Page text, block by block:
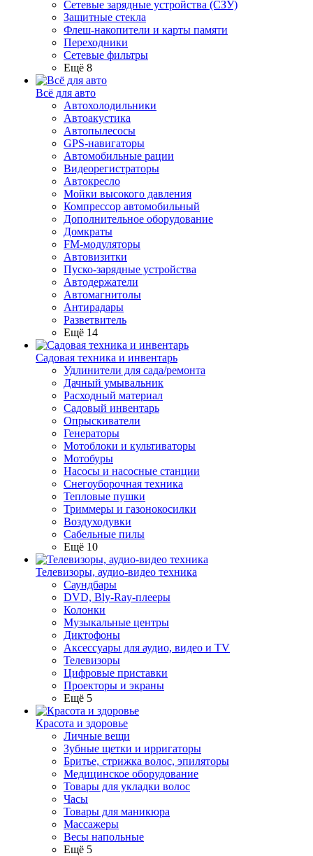
Сетевые зарядные устройства (СЗУ)
Защитные стекла
Флеш-накопители и карты памяти
Переходники
Сетевые фильтры
Ещё 8
Всё для авто
Автохолодильники
Автоакустика
Автопылесосы
GPS-навигаторы
Автомобильные рации
Видеорегистраторы
Автокресло
Мойки высокого давления
Компрессор автомобильный
Дополнительное оборудование
Домкраты
FM-модуляторы
Автовизитки
Пуско-зарядные устройства
Автодержатели
Автомагнитолы
Антирадары
Разветвитель
Ещё 14
Садовая техника и инвентарь
Удлинители для сада/ремонта
Дачный умывальник
Расходный материал
Садовый инвентарь
Опрыскиватели
Генераторы
Мотоблоки и культиваторы
Мотобуры
Насосы и насосные станции
Снегоуборочная техника
Тепловые пушки
Триммеры и газонокосилки
Воздуходувки
Сабельные пилы
Ещё 10
Телевизоры, аудио-видео техника
Саундбары
DVD, Bly-Ray-плееры
Колонки
Музыкальные центры
Диктофоны
Аксессуары для аудио, видео и TV
Телевизоры
Цифровые приставки
Проекторы и экраны
Ещё 5
Красота и здоровье
Личные вещи
Зубные щетки и ирригаторы
Бритье, стрижка волос, эпиляторы
Медицинское оборудование
Товары для укладки волос
Часы
Товары для маникюра
Массажеры
Весы напольные
Ещё 5